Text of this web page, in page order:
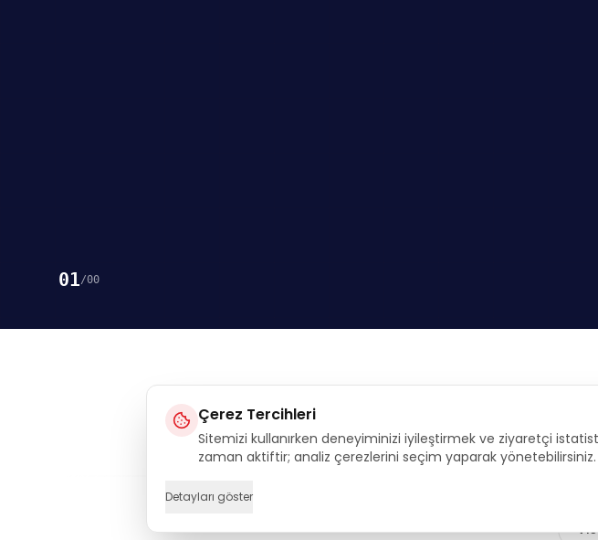
01/00
Executive
Çerez Tercihleri
Sitemizi kullanırken deneyiminizi iyileştirmek ve ziyaretçi
zaman aktiftir; analiz çerezlerini seçim yaparak yönetebilirsiniz.
Detayları göster